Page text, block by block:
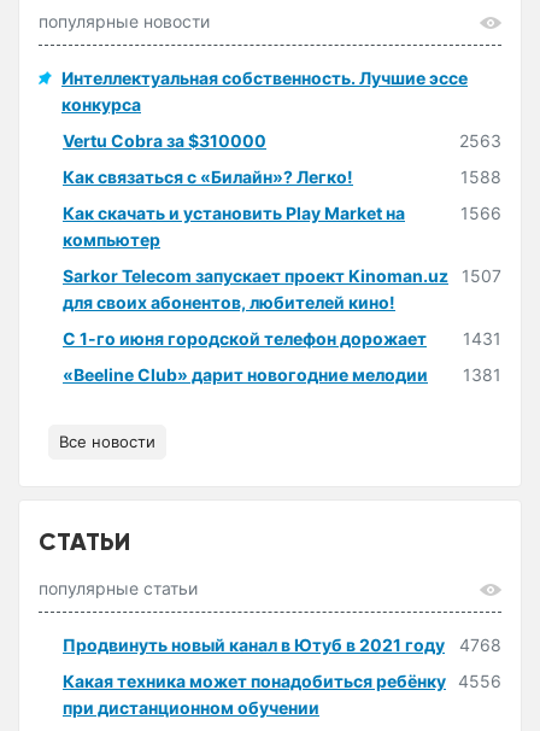
популярные новости
Интеллектуальная собственность. Лучшие эссе
конкурса
Vertu Cobra за $310000
2563
Как связаться с «Билайн»? Легко!
1588
Как скачать и установить Play Market на
компьютер
1566
Sarkor Telecom запускает проект Kinoman.uz
для своих абонентов, любителей кино!
1507
С 1-го июня городской телефон дорожает
1431
«Beeline Club» дарит новогодние мелодии
1381
Все новости
СТАТЬИ
популярные статьи
Продвинуть новый канал в Ютуб в 2021 году
4768
Какая техника может понадобиться ребёнку
при дистанционном обучении
4556